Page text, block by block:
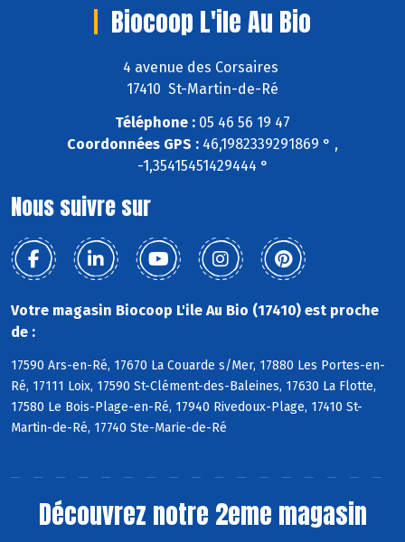
Biocoop L'ile Au Bio
4 avenue des Corsaires
17410 St-Martin-de-Ré
Téléphone : 05 46 56 19 47
Coordonnées GPS : 46,1982339291869 ° ,
-1,35415451429444 °
Nous suivre sur
Votre magasin Biocoop L'ile Au Bio (17410) est proche
de :
17590 Ars-en-Ré, 17670 La Couarde s/Mer, 17880 Les Portes-en-
Ré, 17111 Loix, 17590 St-Clément-des-Baleines, 17630 La Flotte,
17580 Le Bois-Plage-en-Ré, 17940 Rivedoux-Plage, 17410 St-
Martin-de-Ré, 17740 Ste-Marie-de-Ré
Découvrez notre 2eme magasin